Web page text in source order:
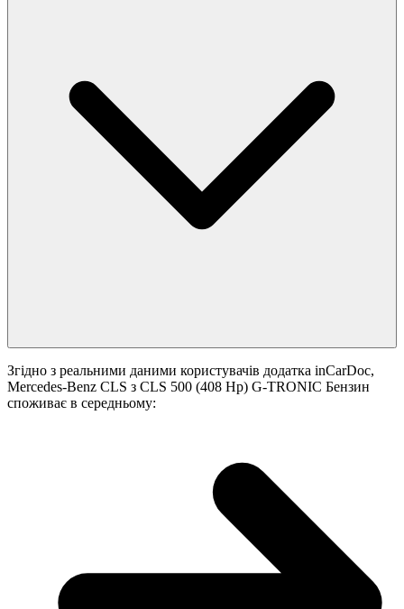
Згідно з реальними даними користувачів додатка inCarDoc,
Mercedes-Benz CLS з CLS 500 (408 Hp) G-TRONIC Бензин
споживає в середньому: